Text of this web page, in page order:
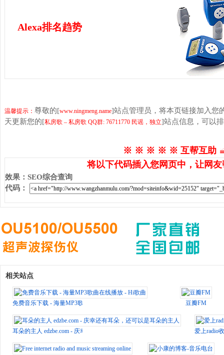
Alexa排名趋势
温馨提示： 尊敬的[www.ningmeng.name]站点管理员，将本页链接加入您
天更新您的[私房歌 – 私房歌 QQ群: 76711770 民谣，独立]站点信息，可以
※ ※ ※ ※ ※ 互帮互助
将以下代码插入您网页中，让网
效果 ： SEO综合查询
代码 ：
相关站点
免费音乐下载 - 海量MP3歌曲在线播放 - Hi歌曲 豆瓣FM
耳朵的主人 edzbe.com - 庆幸还有耳朵，还可以是耳朵的主人 爱上radio